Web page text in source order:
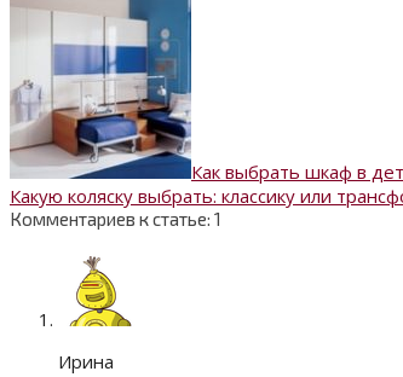
Как выбрать шкаф в
Какую коляску выбрать: классику или
Комментариев к статье: 1
Ирина